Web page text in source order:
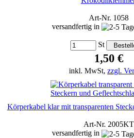
Art-Nr. 1058
versandfertig in
St
1,50 €
inkl. MwSt, zzgl.
Körperkabel klar mit transparenten
Art-Nr. 2005KT
versandfertig in